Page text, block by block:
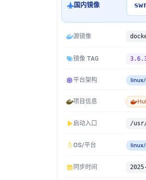
国内镜像
源镜像
镜像 TAG
平台架构 linux/
项目信息
启动入口 /
OS/平台 linux/
同步时间